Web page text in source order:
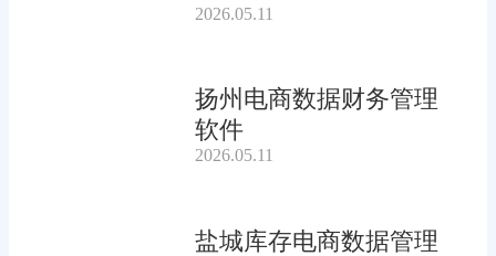
2026.05.11
扬州电商数据财务管理
软件
2026.05.11
盐城库存电商数据管理